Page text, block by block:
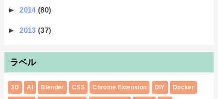
►2014(80)
►2013(37)
ラベル
3D AI Blender CSS Chrome Extension DIY Docker